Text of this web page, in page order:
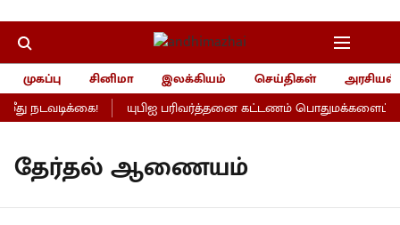
முகப்பு சினிமா இலக்கியம் செய்திகள்
அரசியல்
நடவடிக்கை!
யுபிஐ பரிவர்த்தனை கட்டணம் பொதுமக்களைப்
தேர்தல் ஆணையம்